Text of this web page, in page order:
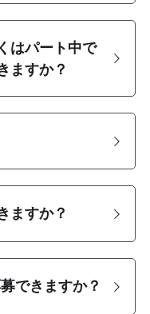
はパート中で
ますか？
ますか？
できますか？